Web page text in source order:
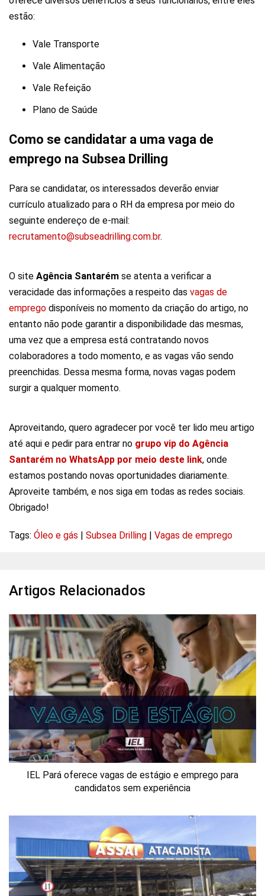
estão:
Vale Transporte
Vale Alimentação
Vale Refeição
Plano de Saúde
Como se candidatar a uma vaga de
emprego na Subsea Drilling
Para se candidatar, os interessados deverão enviar
currículo atualizado para o RH da empresa por meio do
seguinte endereço de e-mail:
recrutamento@subseadrilling.com.br.
O site Agência Santarém se atenta a verificar a
veracidade das informações a respeito das vagas de
emprego disponíveis no momento da criação do artigo, no
entanto não pode garantir a disponibilidade das mesmas,
uma vez que a empresa está contratando novos
colaboradores a todo momento, e as vagas vão sendo
preenchidas. Dessa mesma forma, novas vagas podem
surgir a qualquer momento.
Aproveitando, quero agradecer por você ter lido meu artigo
até aqui e pedir para entrar no grupo vip do Agência
Santarém no WhatsApp por meio deste link, onde
estamos postando novas oportunidades diariamente.
Aproveite também, e nos siga em todas as redes sociais.
Obrigado!
Tags: Óleo e gás Subsea Drilling Vagas de emprego
Artigos Relacionados
IEL Pará oferece vagas de estágio e emprego para
candidatos sem experiência